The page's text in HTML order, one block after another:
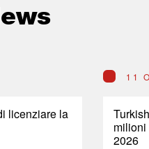
licenziare la
11
2026